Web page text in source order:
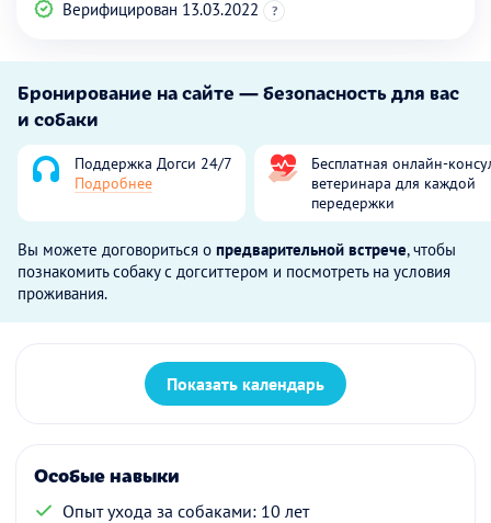
Верифицирован 13.03.2022
?
Бронирование на сайте — безопасность для вас
и собаки
Поддержка Догси 24/7
Подробнее
Бесплатная онлайн-
ветеринара для каждой
передержки
Вы можете договориться о предварительной встрече, чтобы
познакомить собаку с догситтером и посмотреть на условия
проживания.
Показать календарь
Особые навыки
Опыт ухода за собаками: 10 лет